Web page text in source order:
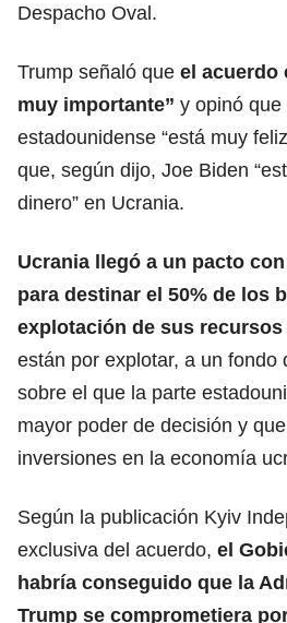
Despacho Oval.
Trump señaló que el acuerdo
muy importante” y opinó que
estadounidense “está muy
que, según dijo, Joe Biden
dinero” en Ucrania.
Ucrania llegó a un pacto
para destinar el 50% de los
explotación de sus
están por explotar, a un fondo
sobre el que la parte
mayor poder de decisión y
inversiones en la economía
Según la publicación Kyiv
exclusiva del acuerdo, el
habría conseguido que la
Trump se comprometiera